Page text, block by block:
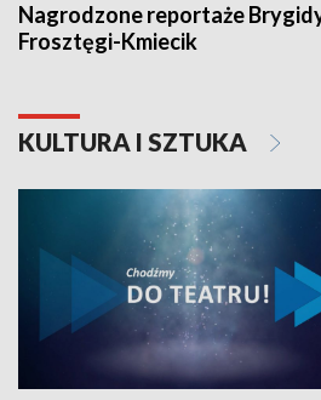
Nagrodzone reportaże
Frosztęgi-Kmiecik
KULTURA I SZTUKA